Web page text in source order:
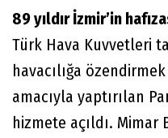
89 yıldır İzmir’in
Türk Hava Kuvvetleri
havacılığa
amacıyla yaptırılan
hizmete açıldı. Mimar